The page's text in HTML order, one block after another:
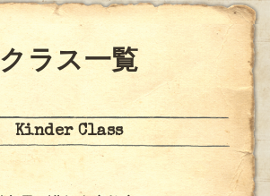
クラス一覧
Kinder Class